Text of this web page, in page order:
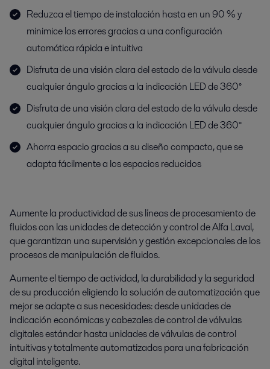
Reduzca el tiempo de instalación hasta en un 90 % y
minimice los errores gracias a una configuración
automática rápida e intuitiva
Disfruta de una visión clara del estado de la válvula desde
cualquier ángulo gracias a la indicación LED de 360°
Disfruta de una visión clara del estado de la válvula desde
cualquier ángulo gracias a la indicación LED de 360°
Ahorra espacio gracias a su diseño compacto, que se
adapta fácilmente a los espacios reducidos
Aumente la productividad de sus líneas de procesamiento de
fluidos con las unidades de detección y control de Alfa Laval,
que garantizan una supervisión y gestión excepcionales de los
procesos de manipulación de fluidos.
Aumente el tiempo de actividad, la durabilidad y la seguridad
de su producción eligiendo la solución de automatización que
mejor se adapte a sus necesidades: desde unidades de
indicación económicas y cabezales de control de válvulas
digitales estándar hasta unidades de válvulas de control
intuitivas y totalmente automatizadas para una fabricación
digital inteligente.